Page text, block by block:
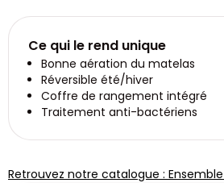
Ce qui le rend unique
Bonne aération du matelas
Réversible été/hiver
Coffre de rangement intégré
Traitement anti-bactériens
Retrouvez notre catalogue :